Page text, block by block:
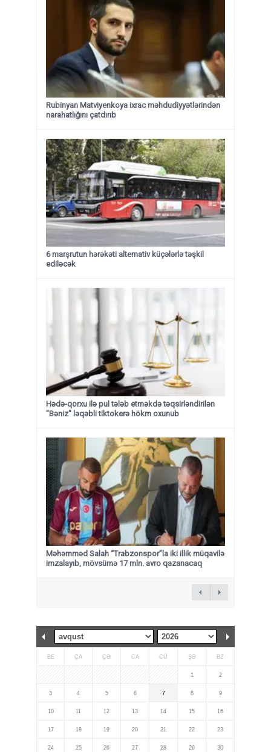
Rubinyan Matviyenkoya ixrac məhdudiyyətlərindən
narahatlığını çatdırıb
6 marşrutun hərəkəti alternativ küçələrlə təşkil
ediləcək
Hədə-qorxu ilə pul tələb etməkdə təqsirləndirilən
"Bəniz" ləqəbli tiktokerə hökm oxunub
Məhəmməd Salah “Trabzonspor”la iki illik müqavilə
imzalayıb, mövsümə 17 mln. avro qazanacaq
BE ÇA ÇƏ CA CÜ ŞƏ BZ
1 2
3 4 5 6 7 8 9
10 11 12 13 14 15 16
17 18 19 20 21 22 23
24 25 26 27 28 29 30